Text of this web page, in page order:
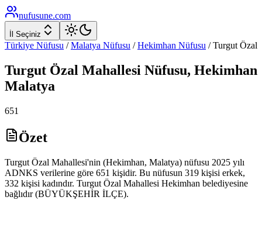
nufusune.com
İl Seçiniz
Türkiye Nüfusu / Malatya Nüfusu / Hekimhan Nüfusu /Turgut Özal
Turgut Özal Mahallesi Nüfusu, Hekimhan
Malatya
651
Özet
Turgut Özal Mahallesi'nin (Hekimhan, Malatya) nüfusu 2025 yılı
ADNKS verilerine göre 651 kişidir. Bu nüfusun 319 kişisi erkek,
332 kişisi kadındır. Turgut Özal Mahallesi Hekimhan belediyesine
bağlıdır (BÜYÜKŞEHİR İLÇE).